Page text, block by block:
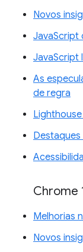
Novos
JavaScript
JavaScript
As
de regra
Lighthouse
Chrome
Melhorias
Novos